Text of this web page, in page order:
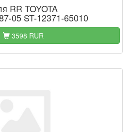
RR TOYOTA
05 ST-12371-65010
3598 RUR